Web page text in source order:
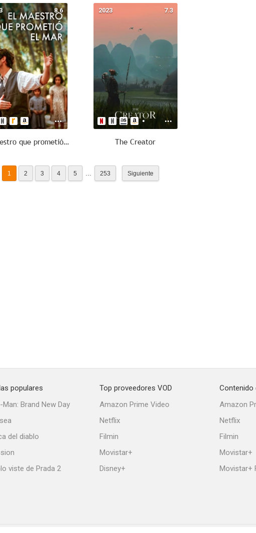
8.6
El maestro que prometió el mar
7.3
2023
The Creator
1 2 3 4 5 ... 253 Siguiente
populares
Man: Brand New Day
del diablo
viste de Prada 2
Top proveedores VOD
Amazon Prime Video
Netflix
Filmin
Movistar+
Disney+
Contenido
Amazon
Netflix
Filmin
Movistar+
Movistar+